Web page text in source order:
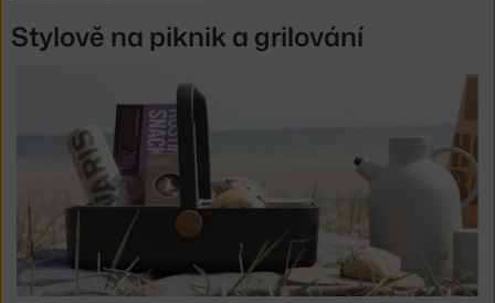
Stylově na piknik a grilování